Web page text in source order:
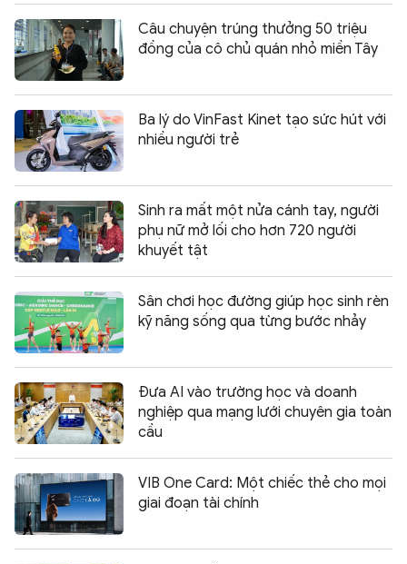
Câu chuyện trúng thưởng 50 triệu
đồng của cô chủ quán nhỏ miền Tây
Ba lý do VinFast Kinet tạo sức hút với
nhiều người trẻ
Sinh ra mất một nửa cánh tay, người
phụ nữ mở lối cho hơn 720 người
khuyết tật
Sân chơi học đường giúp học sinh rèn
kỹ năng sống qua từng bước nhảy
Đưa AI vào trường học và doanh
nghiệp qua mạng lưới chuyên gia toàn
cầu
VIB One Card: Một chiếc thẻ cho mọi
giai đoạn tài chính